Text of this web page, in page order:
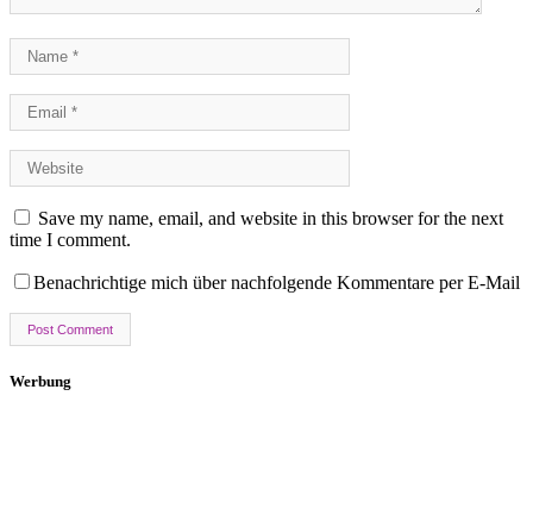
Save my name, email, and website in this browser for the next
time I comment.
Benachrichtige mich über nachfolgende Kommentare per E-Mail
Werbung